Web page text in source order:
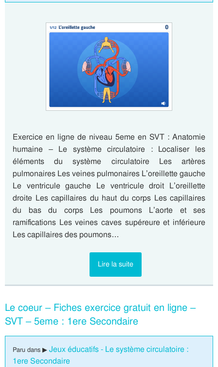
Exercice en ligne de niveau 5eme en SVT : Anatomie
humaine – Le système circulatoire : Localiser les
éléments du système circulatoire Les artères
pulmonaires Les veines pulmonaires L’oreillette gauche
Le ventricule gauche Le ventricule droit L’oreillette
droite Les capillaires du haut du corps Les capillaires
du bas du corps Les poumons L’aorte et ses
ramifications Les veines caves supéreure et inférieure
Les capillaires des poumons…
Lire la suite
Le coeur – Fiches exercice gratuit en ligne –
SVT – 5eme : 1ere Secondaire
Paru dans ▶ Jeux éducatifs - Le système circulatoire :
1ere Secondaire